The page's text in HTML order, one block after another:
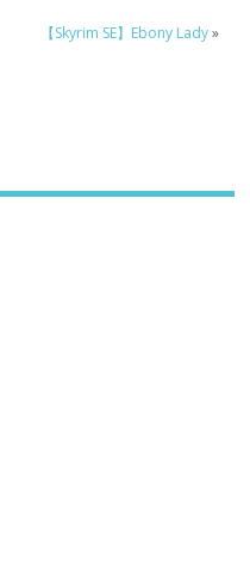
【Skyrim SE】Ebony Lady»